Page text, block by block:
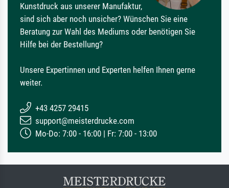
Kunstdruck aus unserer Manufaktur,
sind sich aber noch unsicher? Wünschen Sie eine
Beratung zur Wahl des Mediums oder benötigen Sie
Hilfe bei der Bestellung?
Unsere Expertinnen und Experten helfen Ihnen gerne
weiter.
+43 4257 29415
support@meisterdrucke.com
Mo-Do: 7:00 - 16:00 | Fr: 7:00 - 13:00